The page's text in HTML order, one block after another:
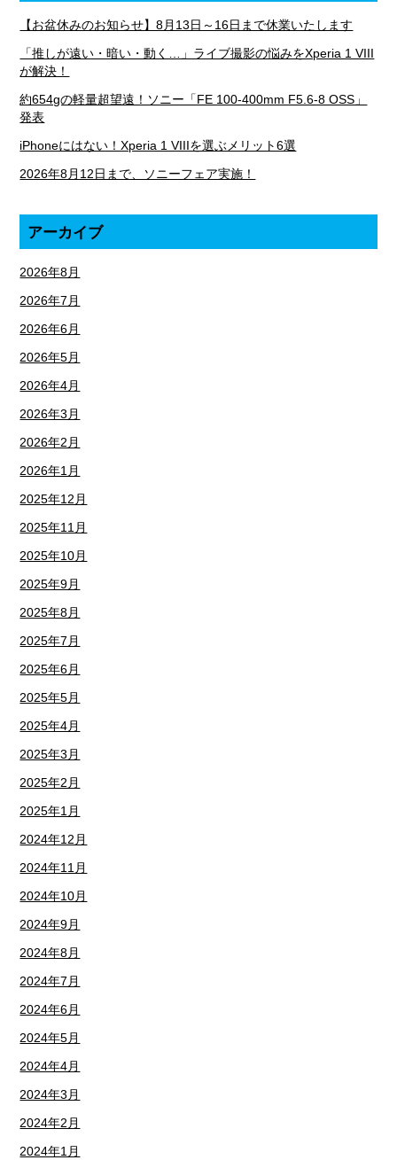
【お盆休みのお知らせ】8月13日～16日まで休業いたします
「推しが遠い・暗い・動く…」ライブ撮影の悩みをXperia 1 VIII
が解決！
約654gの軽量超望遠！ソニー「FE 100-400mm F5.6-8 OSS」
発表
iPhoneにはない！Xperia 1 VIIIを選ぶメリット6選
2026年8月12日まで、ソニーフェア実施！
アーカイブ
2026年8月
2026年7月
2026年6月
2026年5月
2026年4月
2026年3月
2026年2月
2026年1月
2025年12月
2025年11月
2025年10月
2025年9月
2025年8月
2025年7月
2025年6月
2025年5月
2025年4月
2025年3月
2025年2月
2025年1月
2024年12月
2024年11月
2024年10月
2024年9月
2024年8月
2024年7月
2024年6月
2024年5月
2024年4月
2024年3月
2024年2月
2024年1月